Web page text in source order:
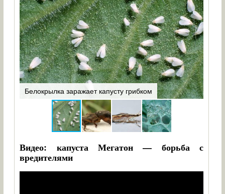
Белокрылка заражает капусту грибком
Видео: капуста Мегатон — борьба с
вредителями